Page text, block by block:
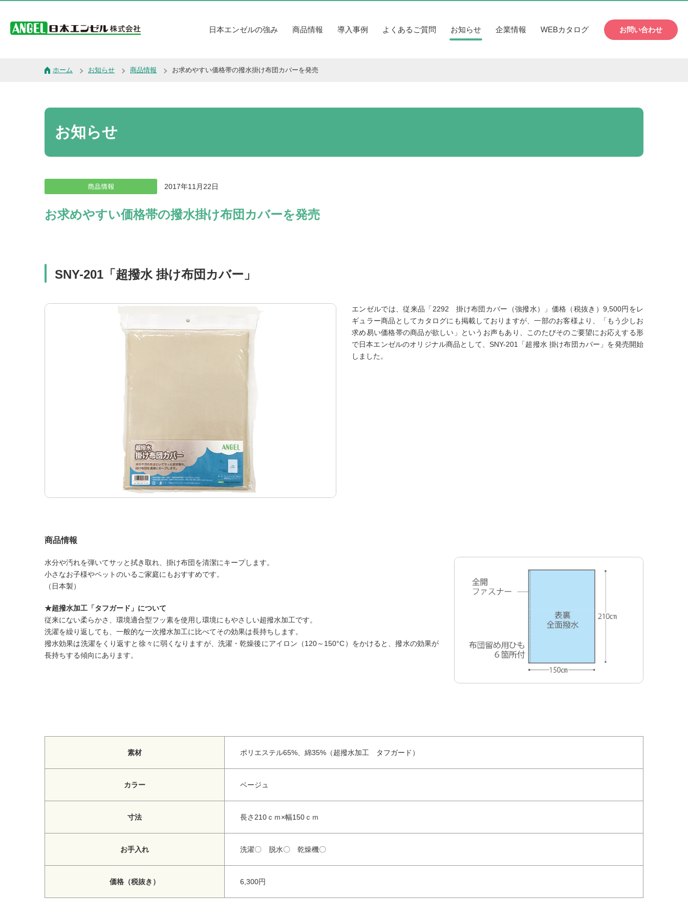
日本エンゼルの強み 商品情報 導入事例 よくあるご質問 お知らせ 企業情報 WEBカタログ お問い合わせ
ホーム お知らせ 商品情報 お求めやすい価格帯の撥水掛け布団カバーを発売
お知らせ
商品情報 2017年11月22日
お求めやすい価格帯の撥水掛け布団カバーを発売
SNY-201「超撥水 掛け布団カバー」
エンゼルでは、従来品「2292 掛け布団カバー（強撥水）」価格（税抜き）9,500円をレ
ギュラー商品としてカタログにも掲載しておりますが、一部のお客様より、「もう少しお
求め易い価格帯の商品が欲しい」というお声もあり、このたびそのご要望にお応えする形
で日本エンゼルのオリジナル商品として、SNY-201「超撥水 掛け布団カバー」を発売開始
しました。
商品情報
水分や汚れを弾いてサッと拭き取れ、掛け布団を清潔にキープします。
小さなお子様やペットのいるご家庭にもおすすめです。
（日本製）
★超撥水加工「タフガード」について
従来にない柔らかさ、環境適合型フッ素を使用し環境にもやさしい超撥水加工です。
洗濯を繰り返しても、一般的な一次撥水加工に比べてその効果は長持ちします。
撥水効果は洗濯をくり返すと徐々に弱くなりますが、洗濯・乾燥後にアイロン（120～150°C）をかけると、撥水の効果が
長持ちする傾向にあります。
素材 ポリエステル65%、綿35%（超撥水加工 タフガード）
カラー ベージュ
寸法 長さ210ｃｍ×幅150ｃｍ
お手入れ 洗濯〇 脱水〇 乾燥機〇
価格（税抜き） 6,300円